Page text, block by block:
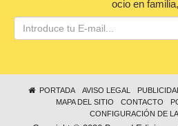
ocio en
PORTADA AVISO LEGAL
MAPA DEL SITIO
CONTACTO
CONFIGURACIÓN DE